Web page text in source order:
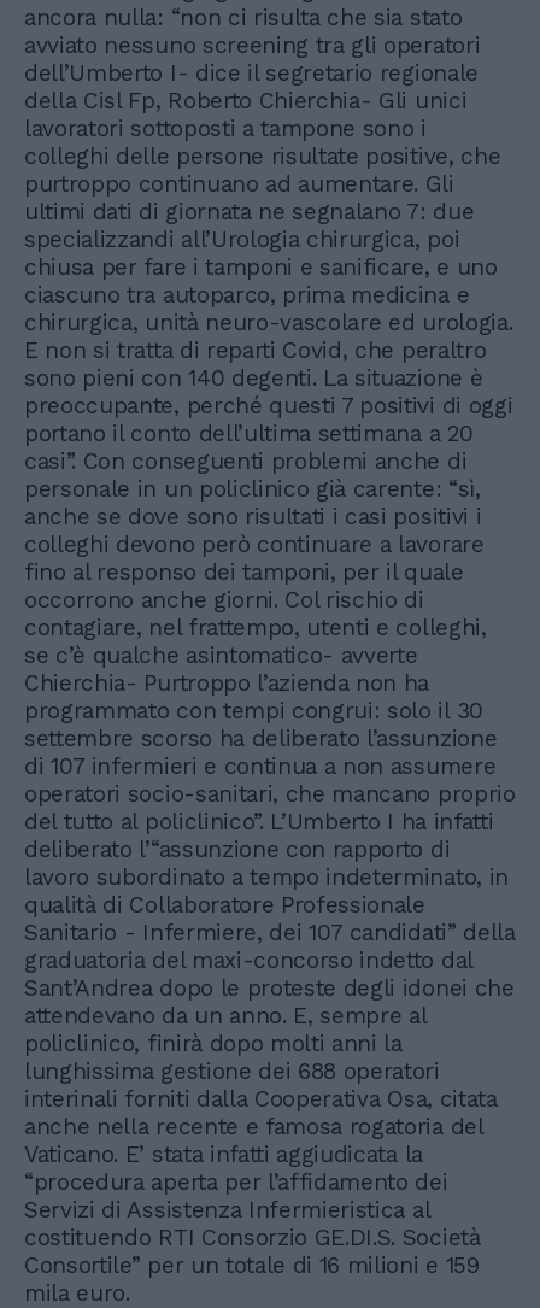
ancora nulla: “non ci risulta che sia stato
avviato nessuno screening tra gli operatori
dell’Umberto I- dice il segretario regionale
della Cisl Fp, Roberto Chierchia- Gli unici
lavoratori sottoposti a tampone sono i
colleghi delle persone risultate positive, che
purtroppo continuano ad aumentare. Gli
ultimi dati di giornata ne segnalano 7: due
specializzandi all’Urologia chirurgica, poi
chiusa per fare i tamponi e sanificare, e uno
ciascuno tra autoparco, prima medicina e
chirurgica, unità neuro-vascolare ed urologia.
E non si tratta di reparti Covid, che peraltro
sono pieni con 140 degenti. La situazione è
preoccupante, perché questi 7 positivi di oggi
portano il conto dell’ultima settimana a 20
casi”. Con conseguenti problemi anche di
personale in un policlinico già carente: “sì,
anche se dove sono risultati i casi positivi i
colleghi devono però continuare a lavorare
fino al responso dei tamponi, per il quale
occorrono anche giorni. Col rischio di
contagiare, nel frattempo, utenti e colleghi,
se c’è qualche asintomatico- avverte
Chierchia- Purtroppo l’azienda non ha
programmato con tempi congrui: solo il 30
settembre scorso ha deliberato l’assunzione
di 107 infermieri e continua a non assumere
operatori socio-sanitari, che mancano proprio
del tutto al policlinico”. L’Umberto I ha infatti
deliberato l’“assunzione con rapporto di
lavoro subordinato a tempo indeterminato, in
qualità di Collaboratore Professionale
Sanitario - Infermiere, dei 107 candidati” della
graduatoria del maxi-concorso indetto dal
Sant’Andrea dopo le proteste degli idonei che
attendevano da un anno. E, sempre al
policlinico, finirà dopo molti anni la
lunghissima gestione dei 688 operatori
interinali forniti dalla Cooperativa Osa, citata
anche nella recente e famosa rogatoria del
Vaticano. E’ stata infatti aggiudicata la
“procedura aperta per l’affidamento dei
Servizi di Assistenza Infermieristica al
costituendo RTI Consorzio GE.DI.S. Società
Consortile” per un totale di 16 milioni e 159
mila euro.